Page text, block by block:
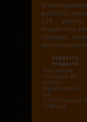
In
pubblicità
124 - articolo
seguito rese
contributi
Soggetto
erogante
Presidenza
Consiglio dei
Ministri
Dipartimento
per
l'informazione e
l'editoria